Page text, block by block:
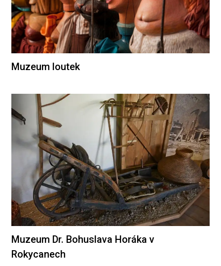
Muzeum loutek
Muzeum Dr. Bohuslava Horáka v
Rokycanech